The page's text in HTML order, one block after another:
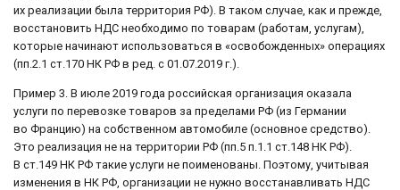
их реализации была территория РФ). В таком случае, как и прежде,
восстановить НДС необходимо по товарам (работам, услугам),
которые начинают использоваться в «освобожденных» операциях
(пп.2.1 ст.170 НК РФ в ред. с 01.07.2019 г.).
Пример 3. В июле 2019 года российская организация оказала
услуги по перевозке товаров за пределами РФ (из Германии
во Францию) на собственном автомобиле (основное средство).
Это реализация не на территории РФ (пп.5 п.1.1 ст.148 НК РФ).
В ст.149 НК РФ такие услуги не поименованы. Поэтому, учитывая
изменения в НК РФ, организации не нужно восстанавливать НДС